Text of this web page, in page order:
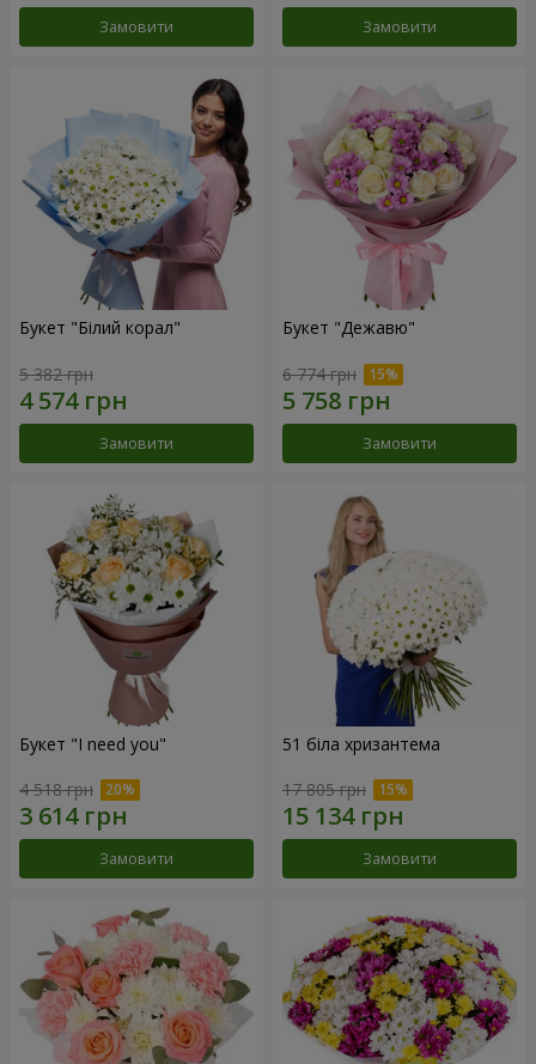
Замовити Замовити
Букет "Білий корал"
5 382 грн
Замовити
Букет "Дежавю"
6 774 грн
Замовити
Букет "I need you"
4 518 грн
Замовити
51 біла хризантема
17 805 грн
Замовити